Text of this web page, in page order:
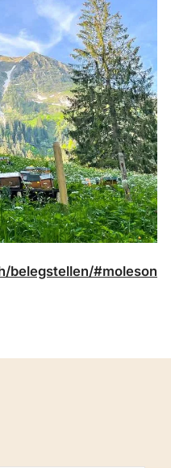
belegstellen/#moleson